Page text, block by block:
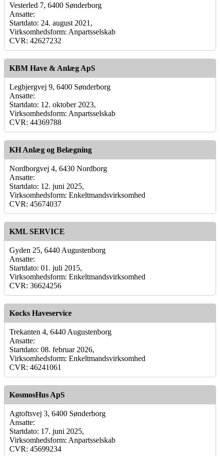
Vesterled 7, 6400 Sønderborg
Ansatte:
Startdato: 24. august 2021,
Virksomhedsform: Anpartsselskab
CVR: 42627232
KBM Have & Anlæg ApS
Legbjergvej 9, 6400 Sønderborg
Ansatte:
Startdato: 12. oktober 2023,
Virksomhedsform: Anpartsselskab
CVR: 44369788
KH Anlæg og Belægning
Nordborgvej 4, 6430 Nordborg
Ansatte:
Startdato: 12. juni 2025,
Virksomhedsform: Enkeltmandsvirksomhed
CVR: 45674037
KML SERVICE
Gyden 25, 6440 Augustenborg
Ansatte:
Startdato: 01. juli 2015,
Virksomhedsform: Enkeltmandsvirksomhed
CVR: 36624256
Kocks Haveservice
Trekanten 4, 6440 Augustenborg
Ansatte:
Startdato: 08. februar 2026,
Virksomhedsform: Enkeltmandsvirksomhed
CVR: 46241061
KosmosHus ApS
Agtoftsvej 3, 6400 Sønderborg
Ansatte:
Startdato: 17. juni 2025,
Virksomhedsform: Anpartsselskab
CVR: 45699234